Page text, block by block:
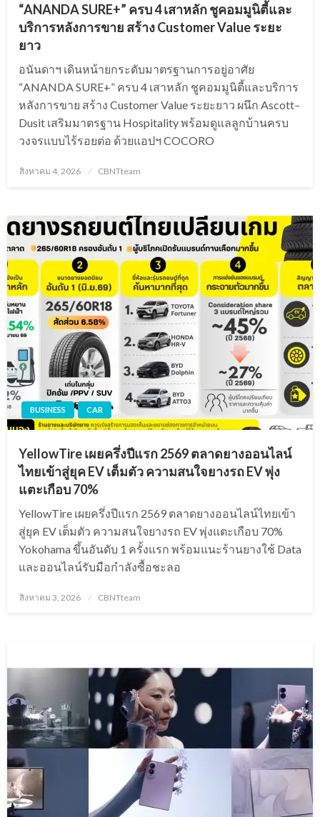
“ANANDA SURE+” ครบ 4 เสาหลัก ชูคอมมูนิตี้และ
บริการหลังการขาย สร้าง Customer Value ระยะ
ยาว
อนันดาฯ เดินหน้ายกระดับมาตรฐานการอยู่อาศัย
“ANANDA SURE+” ครบ 4 เสาหลัก ชูคอมมูนิตี้และบริการ
หลังการขาย สร้าง Customer Value ระยะยาว ผนึก Ascott–
Dusit เสริมมาตรฐาน Hospitality พร้อมดูแลลูกบ้านครบ
วงจรแบบไร้รอยต่อ ด้วยแอปฯ COCORO
Posted
สิงหาคม 4, 2026 CBNTteam
BUSINESS CAR
YellowTire เผยครึ่งปีแรก 2569 ตลาดยางออนไลน์
ไทยเข้าสู่ยุค EV เต็มตัว ความสนใจยางรถ EV พุ่ง
แตะเกือบ 70%
YellowTire เผยครึ่งปีแรก 2569 ตลาดยางออนไลน์ไทยเข้า
สู่ยุค EV เต็มตัว ความสนใจยางรถ EV พุ่งแตะเกือบ 70%
Yokohama ขึ้นอันดับ 1 ครั้งแรก พร้อมแนะร้านยางใช้ Data
และออนไลน์รับมือกำลังซื้อชะลอ
Posted
สิงหาคม 3, 2026 CBNTteam